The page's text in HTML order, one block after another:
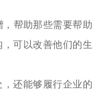
帮助那些需要帮助
可以改善他们的生
还能够履行企业的